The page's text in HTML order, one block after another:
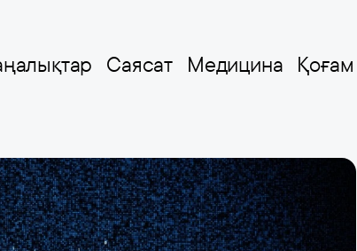
Саясат Медицина Қоғам